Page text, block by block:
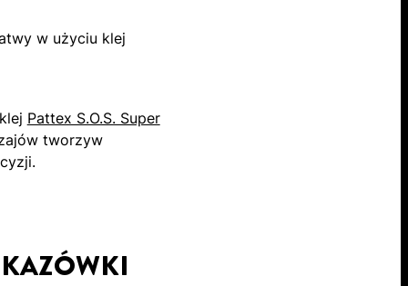
w użyciu klej
Pattex S.O.S. Super
tworzyw